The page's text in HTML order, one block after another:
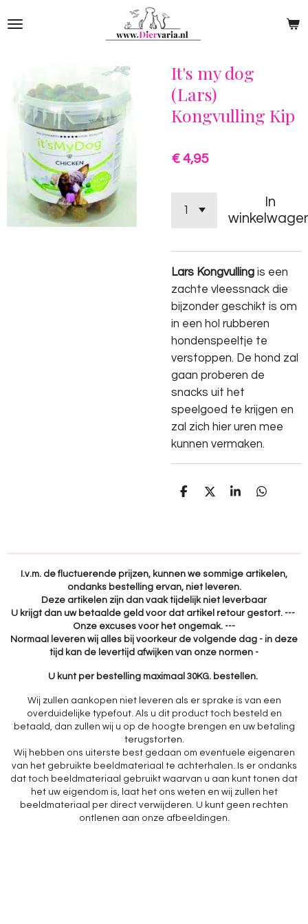
direct
hoofdinhoud
It's my dog
(Lars)
Kongvulling Kip
€ 4,95
In
Lars Kongvulling is een
zachte vleessnack die
bijzonder geschikt is om
in een hol rubberen
hondenspeeltje te
verstoppen. De hond zal
gaan proberen de
snacks uit het
speelgoed te krijgen en
zal zich hier uren mee
kunnen vermaken.
D
D
S
D
I.v.m. de fluctuerende prijzen, kunnen we sommige artikelen,
ondanks bestelling ervan, niet leveren.
Deze artikelen zijn dan vaak tijdelijk niet leverbaar
U krijgt dan uw betaalde geld voor dat artikel retour gestort. ---
Onze excuses voor het ongemak. ---
Normaal leveren wij alles bij voorkeur de volgende dag - in deze
tijd kan de levertijd afwijken van onze normen -
U kunt per bestelling maximaal 30KG. bestellen.
Wij zullen aankopen niet leveren als er sprake is van een
overduidelijke typefout. Als u dit product toch besteld en
betaald, dan zullen wij u op de hoogte brengen en uw betaling
terugstorten.
Wij hebben ons uiterste best gedaan om eventuele eigenaren
van het gebruikte beeldmateriaal te achterhalen. Is er ondanks
dat toch beeldmateriaal gebruikt waarvan u aan kunt tonen dat
het uw eigendom is, laat het ons weten en wij zullen het
beeldmateriaal per direct verwijderen. U kunt geen rechten
ontlenen aan onze afbeeldingen.